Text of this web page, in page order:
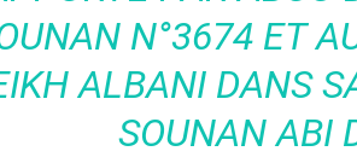
N°3674 ET
ALBANI DANS
SOUNAN ABI